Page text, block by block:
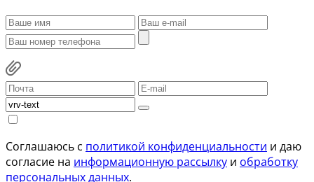
Соглашаюсь с политикой конфиденциальности и даю
согласие на информационную рассылку и обработку
персональных данных.